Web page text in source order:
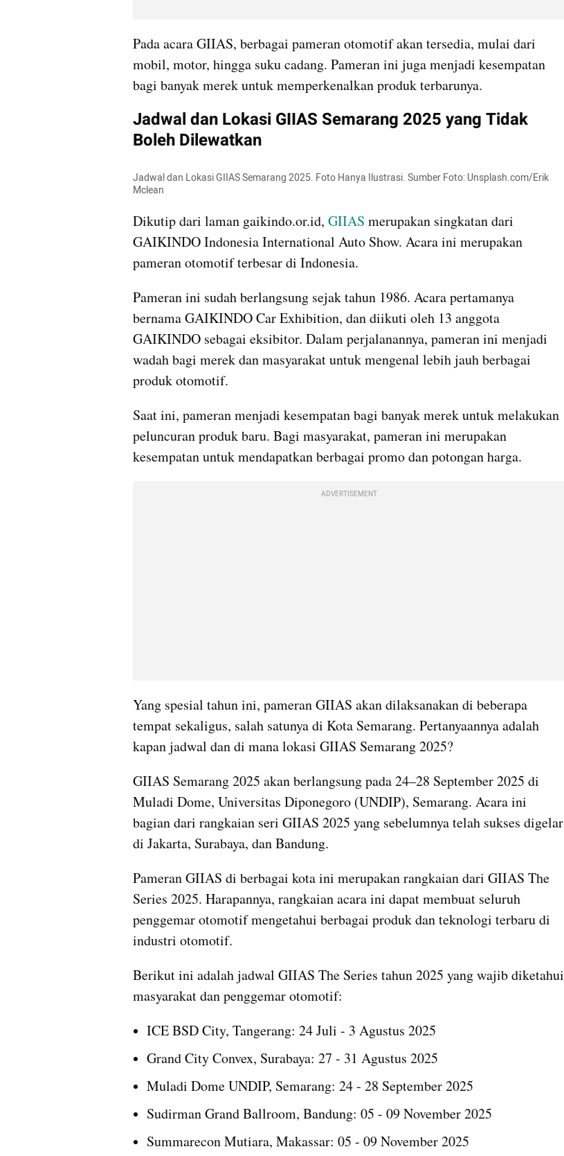
Pada acara GIIAS, berbagai pameran otomotif akan tersedia, mulai dari
mobil, motor, hingga suku cadang. Pameran ini juga menjadi kesempatan
bagi banyak merek untuk memperkenalkan produk terbarunya.
Jadwal dan Lokasi GIIAS Semarang 2025 yang Tidak
Boleh Dilewatkan
Jadwal dan Lokasi GIIAS Semarang 2025. Foto Hanya Ilustrasi. Sumber Foto: Unsplash.com/Erik
Mclean
Dikutip dari laman gaikindo.or.id, GIIAS merupakan singkatan dari
GAIKINDO Indonesia International Auto Show. Acara ini merupakan
pameran otomotif terbesar di Indonesia.
Pameran ini sudah berlangsung sejak tahun 1986. Acara pertamanya
bernama GAIKINDO Car Exhibition, dan diikuti oleh 13 anggota
GAIKINDO sebagai eksibitor. Dalam perjalanannya, pameran ini menjadi
wadah bagi merek dan masyarakat untuk mengenal lebih jauh berbagai
produk otomotif.
Saat ini, pameran menjadi kesempatan bagi banyak merek untuk melakukan
peluncuran produk baru. Bagi masyarakat, pameran ini merupakan
kesempatan untuk mendapatkan berbagai promo dan potongan harga.
ADVERTISEMENT
Yang spesial tahun ini, pameran GIIAS akan dilaksanakan di beberapa
tempat sekaligus, salah satunya di Kota Semarang. Pertanyaannya adalah
kapan jadwal dan di mana lokasi GIIAS Semarang 2025?
GIIAS Semarang 2025 akan berlangsung pada 24–28 September 2025 di
Muladi Dome, Universitas Diponegoro (UNDIP), Semarang. Acara ini
bagian dari rangkaian seri GIIAS 2025 yang sebelumnya telah sukses digelar
di Jakarta, Surabaya, dan Bandung.
Pameran GIIAS di berbagai kota ini merupakan rangkaian dari GIIAS The
Series 2025. Harapannya, rangkaian acara ini dapat membuat seluruh
penggemar otomotif mengetahui berbagai produk dan teknologi terbaru di
industri otomotif.
Berikut ini adalah jadwal GIIAS The Series tahun 2025 yang wajib diketahui
masyarakat dan penggemar otomotif:
ICE BSD City, Tangerang: 24 Juli - 3 Agustus 2025
Grand City Convex, Surabaya: 27 - 31 Agustus 2025
Muladi Dome UNDIP, Semarang: 24 - 28 September 2025
Sudirman Grand Ballroom, Bandung: 05 - 09 November 2025
Summarecon Mutiara, Makassar: 05 - 09 November 2025